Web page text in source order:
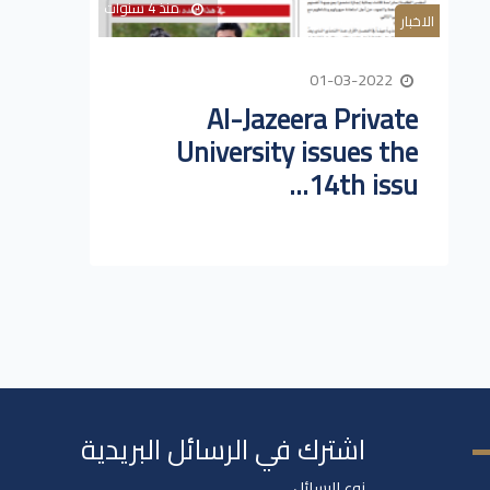
الاخبار منذ 4 سنوات
Al-Jazeera Private
University issues the
14th issu...
اشترك في الرسائل البريدية